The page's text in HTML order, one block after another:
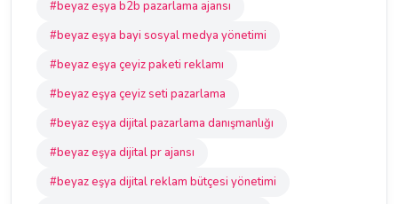
#beyaz eşya b2b pazarlama ajansı
#beyaz eşya bayi sosyal medya yönetimi
#beyaz eşya çeyiz paketi reklamı
#beyaz eşya çeyiz seti pazarlama
#beyaz eşya dijital pazarlama danışmanlığı
#beyaz eşya dijital pr ajansı
#beyaz eşya dijital reklam bütçesi yönetimi